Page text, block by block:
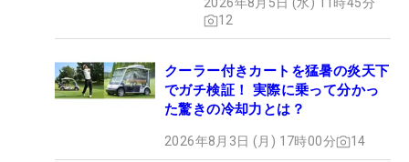
12
クーラー付きカートを猛暑の炎天下
でガチ検証！ 実際に乗って分かっ
た驚きの冷却力とは？
2026年8月3日 (月) 17時00分 14